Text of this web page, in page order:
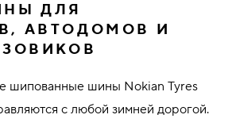
ДЛЯ
АВТОДОМОВ И
шипованные шины Nokian Tyres
с любой зимней дорогой.